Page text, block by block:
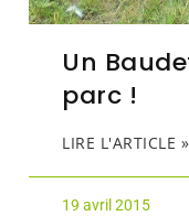
Un
parc !
LIRE L'ARTICLE »
19 avril 2015